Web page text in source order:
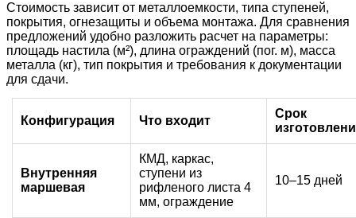
Стоимость зависит от металлоемкости, типа ступеней,
покрытия, огнезащиты и объема монтажа. Для сравнения
предложений удобно разложить расчет на параметры:
площадь настила (м²), длина ограждений (пог. м), масса
металла (кг), тип покрытия и требования к документации
для сдачи.
Конфигурация Что входит
Срок
Внутренняя
маршевая
КМД, каркас,
ступени из
рифленого листа 4
мм, ограждение
10–15 дней